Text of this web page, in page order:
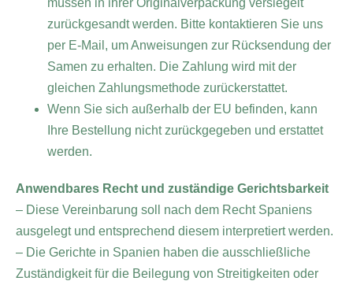
müssen in ihrer Originalverpackung versiegelt
zurückgesandt werden. Bitte kontaktieren Sie uns
per E-Mail, um Anweisungen zur Rücksendung der
Samen zu erhalten. Die Zahlung wird mit der
gleichen Zahlungsmethode zurückerstattet.
Wenn Sie sich außerhalb der EU befinden, kann
Ihre Bestellung nicht zurückgegeben und erstattet
werden.
Anwendbares Recht und zuständige Gerichtsbarkeit
– Diese Vereinbarung soll nach dem Recht Spaniens
ausgelegt und entsprechend diesem interpretiert werden.
– Die Gerichte in Spanien haben die ausschließliche
Zuständigkeit für die Beilegung von Streitigkeiten oder